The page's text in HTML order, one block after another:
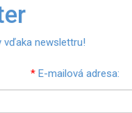
vďaka newslettru!
* E-mailová adresa: